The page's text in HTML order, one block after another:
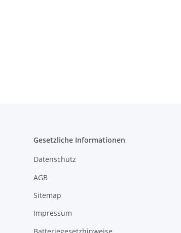
Gesetzliche Informationen
Datenschutz
AGB
Sitemap
Impressum
Batteriegesetzhinweise